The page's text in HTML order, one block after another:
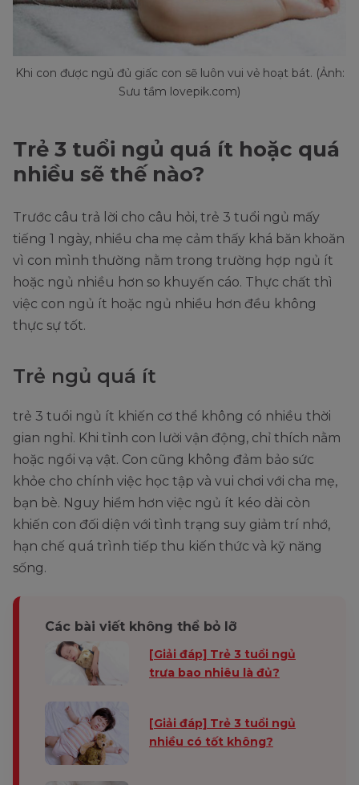
Khi con được ngủ đủ giấc con sẽ luôn vui vẻ hoạt bát. (Ảnh:
Sưu tầm lovepik.com)
Trẻ 3 tuổi ngủ quá ít hoặc quá
nhiều sẽ thế nào?
Trước câu trả lời cho câu hỏi, trẻ 3 tuổi ngủ mấy
tiếng 1 ngày, nhiều cha mẹ cảm thấy khá băn khoăn
vì con mình thường nằm trong trường hợp ngủ ít
hoặc ngủ nhiều hơn so khuyến cáo. Thực chất thì
việc con ngủ ít hoặc ngủ nhiều hơn đều không
thực sự tốt.
Trẻ ngủ quá ít
trẻ 3 tuổi ngủ ít khiến cơ thể không có nhiều thời
gian nghỉ. Khi tỉnh con lười vận động, chỉ thích nằm
hoặc ngồi vạ vật. Con cũng không đảm bảo sức
khỏe cho chính việc học tập và vui chơi với cha mẹ,
bạn bè. Nguy hiểm hơn việc ngủ ít kéo dài còn
khiến con đối diện với tình trạng suy giảm trí nhớ,
hạn chế quá trình tiếp thu kiến thức và kỹ năng
sống.
Các bài viết không thể bỏ lỡ
[Giải đáp] Trẻ 3 tuổi ngủ
trưa bao nhiêu là đủ?
[Giải đáp] Trẻ 3 tuổi ngủ
nhiều có tốt không?